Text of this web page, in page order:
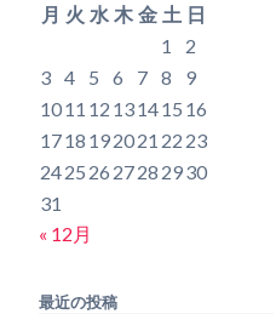
月 火 水 木 金 土 日
1
2
3 4 5 6 7 8
9
1011 12 131415 16
1718 192021 22 23
2425 26 2728 2930
31
« 12月
最近の投稿